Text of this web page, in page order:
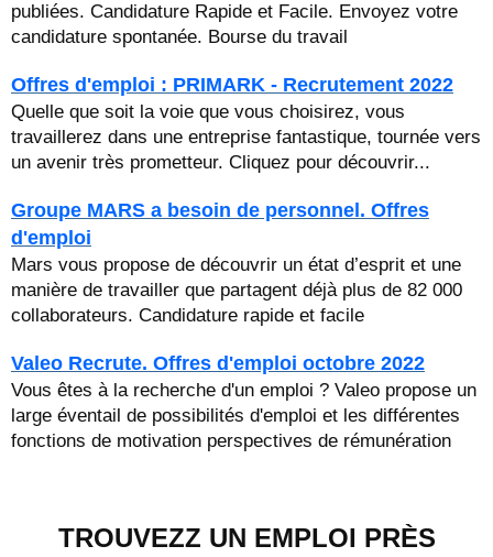
publiées. Candidature Rapide et Facile. Envoyez votre
candidature spontanée. Bourse du travail
Offres d'emploi : PRIMARK - Recrutement 2022
Quelle que soit la voie que vous choisirez, vous
travaillerez dans une entreprise fantastique, tournée vers
un avenir très prometteur. Cliquez pour découvrir...
Groupe MARS a besoin de personnel. Offres
d'emploi
Mars vous propose de découvrir un état d’esprit et une
manière de travailler que partagent déjà plus de 82 000
collaborateurs. Candidature rapide et facile
Valeo Recrute. Offres d'emploi octobre 2022
Vous êtes à la recherche d'un emploi ? Valeo propose un
large éventail de possibilités d'emploi et les différentes
fonctions de motivation perspectives de rémunération
TROUVEZZ UN EMPLOI PRÈS